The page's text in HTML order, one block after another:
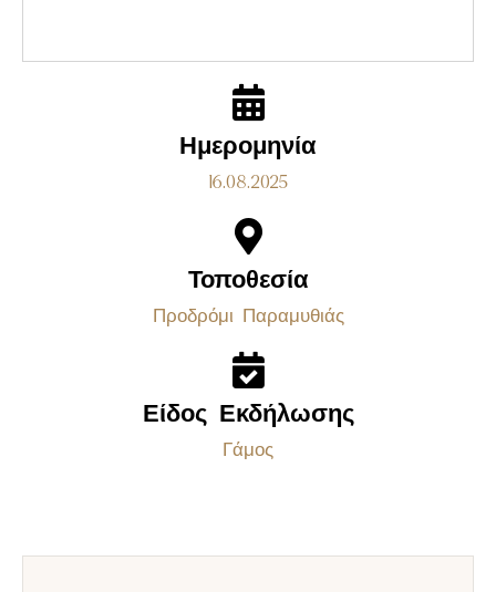
Ημερομηνία
16.08.2025
Τοποθεσία
Προδρόμι Παραμυθιάς
Είδος Εκδήλωσης
Γάμος